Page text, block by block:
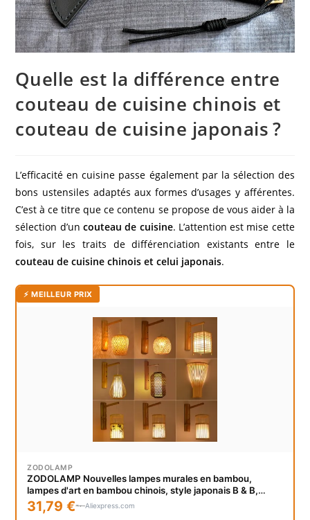
Quelle est la différence entre
couteau de cuisine chinois et
couteau de cuisine japonais ?
L’efficacité en cuisine passe également par la sélection des
bons ustensiles adaptés aux formes d’usages y afférentes.
C’est à ce titre que ce contenu se propose de vous aider à la
sélection d’un couteau de cuisine. L’attention est mise cette
fois, sur les traits de différenciation existants entre le
couteau de cuisine chinois et celui japonais.
⚡ MEILLEUR PRIX
ZODOLAMP
ZODOLAMP Nouvelles lampes murales en bambou,
lampes d'art en bambou chinois, style japonais B & B,
salon de thé, restaurant, couloir d'hôtel, lampes d'asie du
sud-est
31,79 € Aliexpress.com